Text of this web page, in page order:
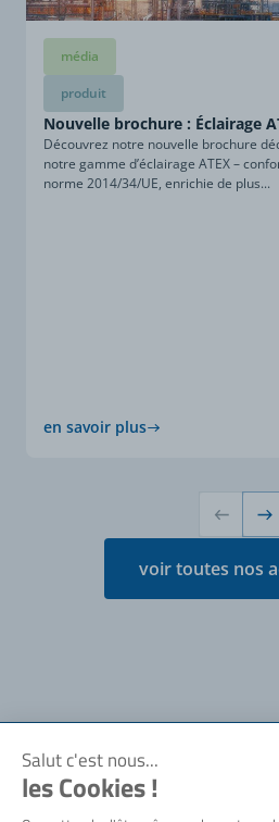
média
produit
Nouvelle brochure : Éclairage
Découvrez notre nouvelle brochure
notre gamme d’éclairage ATEX –
norme 2014/34/UE, enrichie de plus...
en savoir plus
voir toutes nos
Notre société